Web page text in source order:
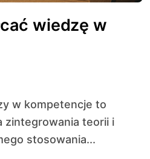
wiedzę w
zintegrowania teorii i
stosowania...